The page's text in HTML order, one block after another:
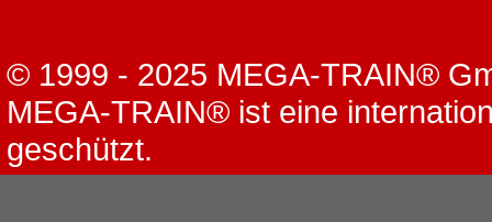
© 1999 - 2025 MEGA-TRAIN®
MEGA-TRAIN® ist eine
geschützt.